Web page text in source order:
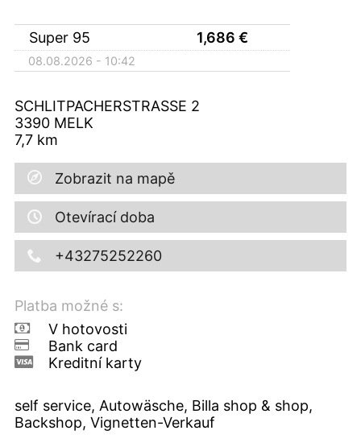
Super 95 1,686 €
08.08.2026 - 10:42
SCHLITPACHERSTRASSE 2
3390 MELK
7,7 km
Zobrazit na mapě
Otevírací doba
+43275252260
Platba možné s:
V hotovosti
Bank card
Kreditní karty
self service, Autowäsche, Billa shop & shop,
Backshop, Vignetten-Verkauf